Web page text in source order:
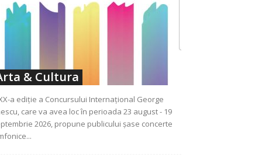
& Cultura
a ediție a Concursului Internațional George
care va avea loc în perioada 23 august - 19
2026, propune publicului șase concerte